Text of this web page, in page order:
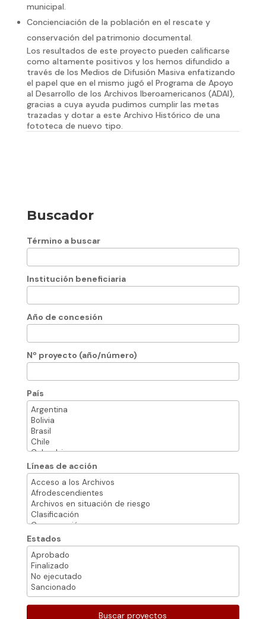
municipal.
Concienciación de la población en el rescate y
conservación del patrimonio documental.
Los resultados de este proyecto pueden calificarse
como altamente positivos y los hemos difundido a
través de los Medios de Difusión Masiva enfatizando
el papel que en el mismo jugó el Programa de Apoyo
al Desarrollo de los Archivos Iberoamericanos (ADAI),
gracias a cuya ayuda pudimos cumplir las metas
trazadas y dotar a este Archivo Histórico de una
fototeca de nuevo tipo.
Buscador
Término a buscar
Institución beneficiaria
Año de concesión
Nº proyecto (año/número)
País
Líneas de acción
Estados